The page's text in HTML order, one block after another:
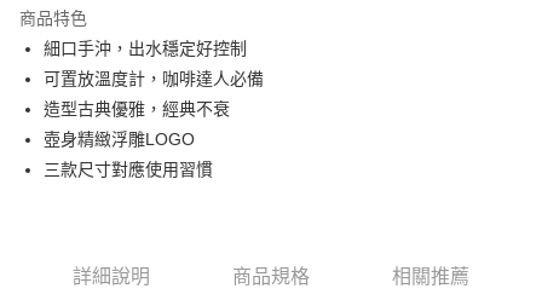
商品特色
細口手沖，出水穩定好控制
可置放溫度計，咖啡達人必備
造型古典優雅，經典不衰
壺身精緻浮雕LOGO
三款尺寸對應使用習慣
詳細說明 商品規格 相關推薦